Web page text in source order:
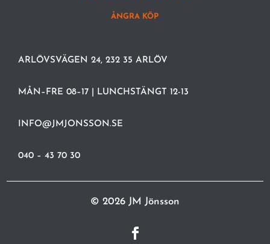
ÅNGRA KÖP
ARLÖVSVÄGEN 24, 232 35 ARLÖV
MÅN–FRE 08–17 | LUNCHSTÄNGT 12-13
INFO@JMJONSSON.SE
040 – 43 70 30
© 2026 JM Jönsson